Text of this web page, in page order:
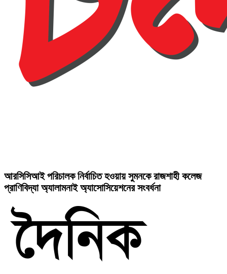
আরসিসিআই পরিচালক নির্বাচিত হওয়ায় সুমনকে রাজশাহী কলেজ
প্রাণিবিদ্যা অ্যালামনাই অ্যাসোসিয়েশনের সংবর্ধনা